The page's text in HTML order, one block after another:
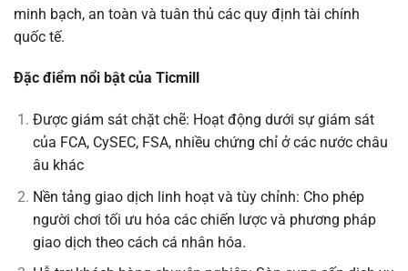
minh bạch, an toàn và tuân thủ các quy định tài chính
quốc tế.
Đặc điểm nổi bật của Ticmill
Được giám sát chặt chẽ: Hoạt động dưới sự giám sát
của FCA, CySEC, FSA, nhiều chứng chỉ ở các nước châu
âu khác
Nền tảng giao dịch linh hoạt và tùy chỉnh: Cho phép
người chơi tối ưu hóa các chiến lược và phương pháp
giao dịch theo cách cá nhân hóa.